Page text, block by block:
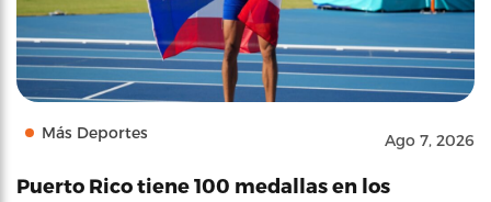
Más Deportes Ago 7, 2026
Puerto Rico tiene 100 medallas en los